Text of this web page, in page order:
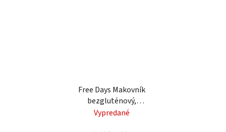
Free Days Makovník
bezgluténový,
bezlaktozový 150g
Vypredané